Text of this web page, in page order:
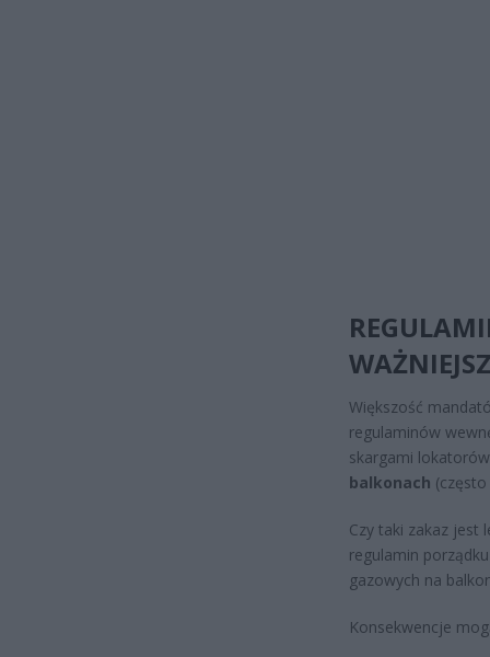
Większość
regulaminów
skargami
balkonach
Czy taki zakaz jest
regulamin
gazowych na
Konsekwencje